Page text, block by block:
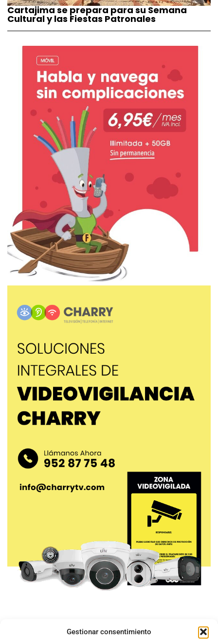
Gestionar consentimiento
Cartajima se prepara para su Semana
Cultural y las Fiestas Patronales